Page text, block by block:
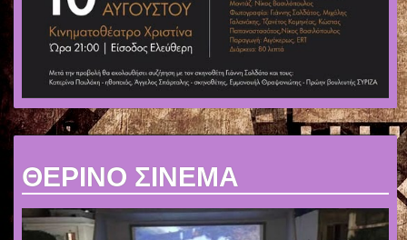
ΘΕΡΙΝΟ ΣΙΝΕΜΑ